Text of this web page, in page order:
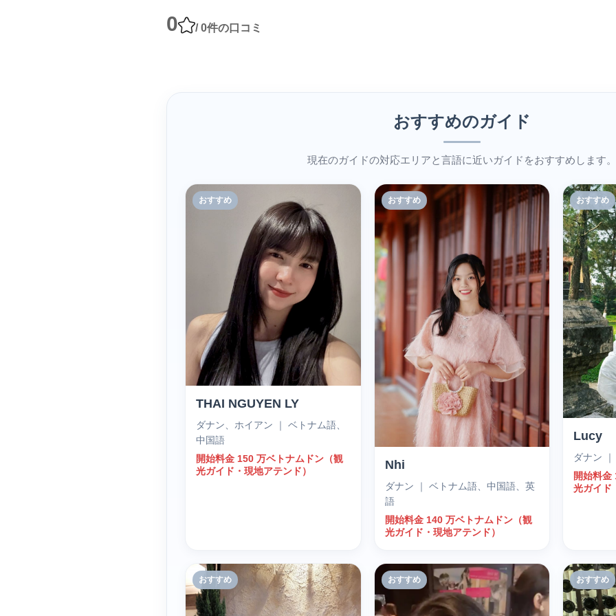
0 / 0件の口コミ
おすすめのガイド
現在のガイドの対応エリアと言語に近いガイドをおすすめします。
おすすめ
THAI NGUYEN LY
ダナン、ホイアン ｜ ベトナム語、
中国語
開始料金 150 万ベトナムドン（観
光ガイド・現地アテンド）
おすすめ
Nhi
ダナン ｜ ベトナム語、中国語、英
語
開始料金 140 万ベトナムドン（観
光ガイド・現地アテンド）
おすすめ
Lucy
ダナン
開始料金
光ガイド
おすすめ おすすめ おすすめ